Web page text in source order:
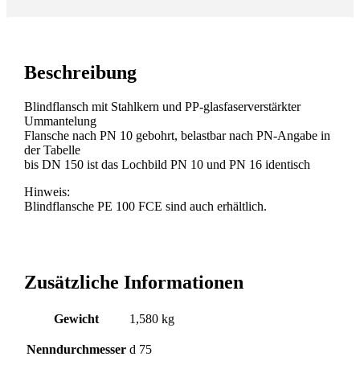
Beschreibung
Blindflansch mit Stahlkern und PP-glasfaserverstärkter
Ummantelung
Flansche nach PN 10 gebohrt, belastbar nach PN-Angabe in
der Tabelle
bis DN 150 ist das Lochbild PN 10 und PN 16 identisch
Hinweis:
Blindflansche PE 100 FCE sind auch erhältlich.
Zusätzliche Informationen
Gewicht 1,580 kg
Nenndurchmesser d 75